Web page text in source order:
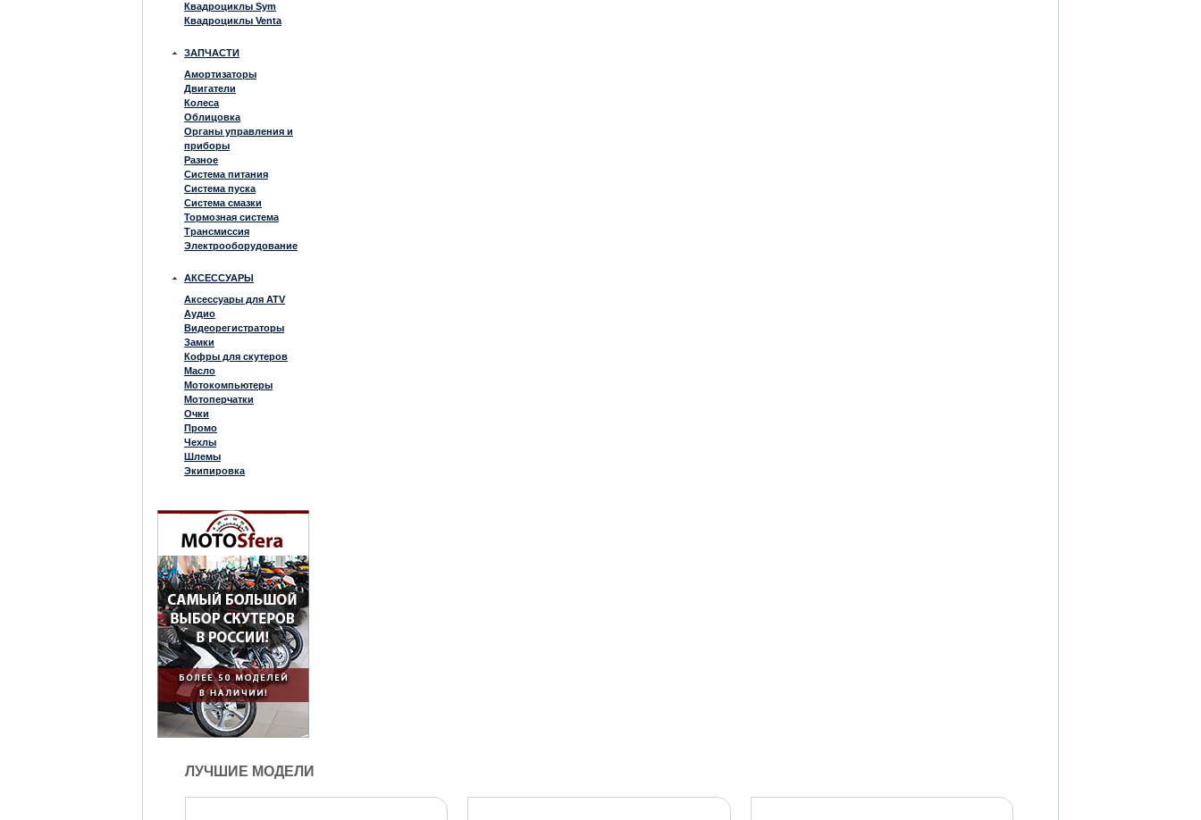
Квадроциклы Sym
Квадроциклы Venta
ЗАПЧАСТИ
Амортизаторы
Двигатели
Колеса
Облицовка
Органы управления и
приборы
Разное
Система питания
Система пуска
Система смазки
Тормозная система
Трансмиссия
Электрооборудование
АКСЕССУАРЫ
Аксессуары для ATV
Аудио
Видеорегистраторы
Замки
Кофры для скутеров
Масло
Мотокомпьютеры
Мотоперчатки
Очки
Промо
Чехлы
Шлемы
Экипировка
ЛУЧШИЕ МОДЕЛИ